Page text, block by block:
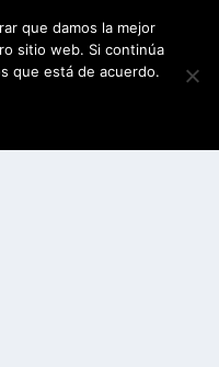
que damos la mejor
sitio web. Si continúa
que está de acuerdo.